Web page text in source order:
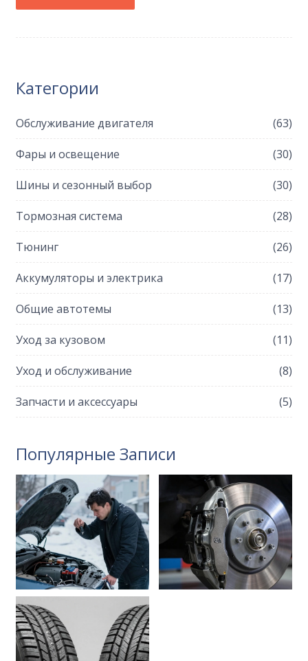
выбирать бюджетно, не теряя в безопасности.
Категории
Обслуживание двигателя (63)
Фары и освещение (30)
Шины и сезонный выбор (30)
Тормозная система (28)
Тюнинг (26)
Аккумуляторы и электрика (17)
Общие автотемы (13)
Уход за кузовом (11)
Уход и обслуживание (8)
Запчасти и аксессуары (5)
Популярные Записи